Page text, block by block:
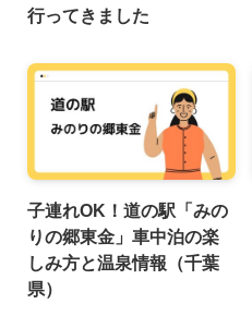
行ってきました
子連れOK！道の駅「みの
りの郷東金」車中泊の楽
しみ方と温泉情報（千葉
県）